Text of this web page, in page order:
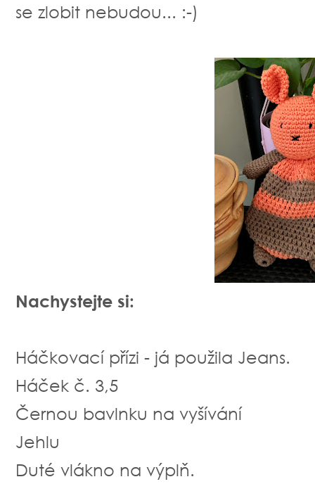
se zlobit nebudou... :-)
Nachystejte si:
Háčkovací přízi - já použila Jeans.
Háček č. 3,5
Černou bavlnku na vyšívání
Jehlu
Duté vlákno na výplň.